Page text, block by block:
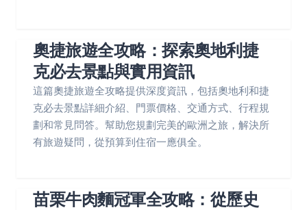
奧捷旅遊全攻略：探索奧地利捷
克必去景點與實用資訊
這篇奧捷旅遊全攻略提供深度資訊，包括奧地利和捷
克必去景點詳細介紹、門票價格、交通方式、行程規
劃和常見問答。幫助您規劃完美的歐洲之旅，解決所
有旅遊疑問，從預算到住宿一應俱全。
苗栗牛肉麵冠軍全攻略：從歷史